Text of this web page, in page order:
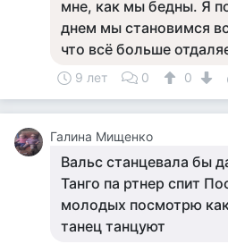
мне, как мы бедны. Я
днем мы становимся
что всё больше
9 лет 0 0
Галина Мищенко
Вальс станцевала бы
Танго па ртнер спит
молодых посмотрю
танец танцуют